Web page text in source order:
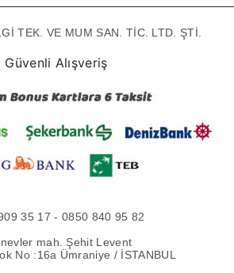
TEK. VE MUM SAN. TİC. LTD. ŞTİ.
Güvenli Alışveriş
35 17 - 0850 840 95 82
mah. Şehit Levent
No :16a Ümraniye / İSTANBUL